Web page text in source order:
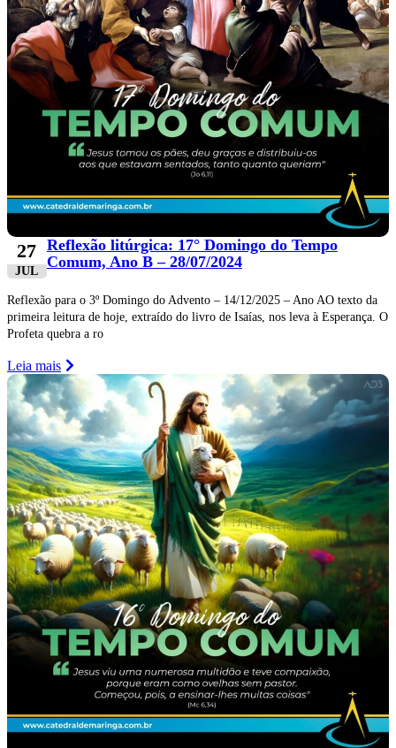
27
JUL
Reflexão litúrgica: 17° Domingo do Tempo
Comum, Ano B – 28/07/2024
Reflexão para o 3º Domingo do Advento – 14/12/2025 – Ano AO texto da
primeira leitura de hoje, extraído do livro de Isaías, nos leva à Esperança. O
Profeta quebra a ro
Leia mais